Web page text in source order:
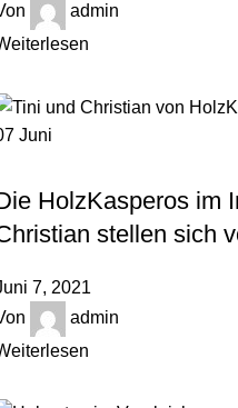
admin
Juni
HolzKasperos im
stellen sich
7, 2021
admin